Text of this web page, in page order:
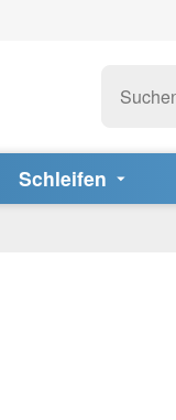
Schleifen